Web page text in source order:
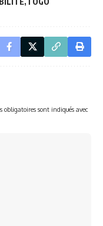
obligatoires sont indiqués avec